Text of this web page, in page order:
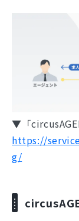
▼「
https://
g/